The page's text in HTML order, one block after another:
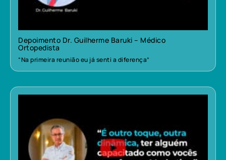
Depoimento Dr. Guilherme Baruki – Médico
Ortopedista
“Na primeira reunião eu já senti a diferença”